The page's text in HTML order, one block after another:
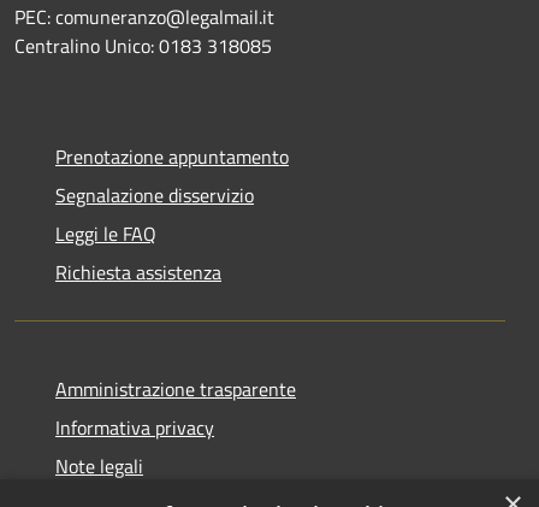
PEC: comuneranzo@legalmail.it
Centralino Unico: 0183 318085
Prenotazione appuntamento
Segnalazione disservizio
Leggi le FAQ
Richiesta assistenza
Amministrazione trasparente
Informativa privacy
Note legali